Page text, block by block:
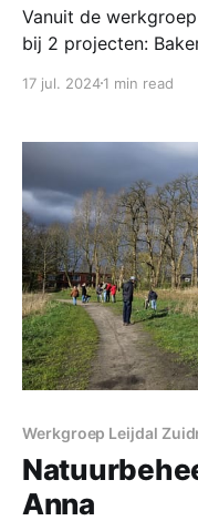
Vanuit de
bij 2 projecten:
een zitting bij Raad
stichting hebben wij
het feit dat er in
17 jul. 20241 min read
Werkgroep Leijdal
Anna